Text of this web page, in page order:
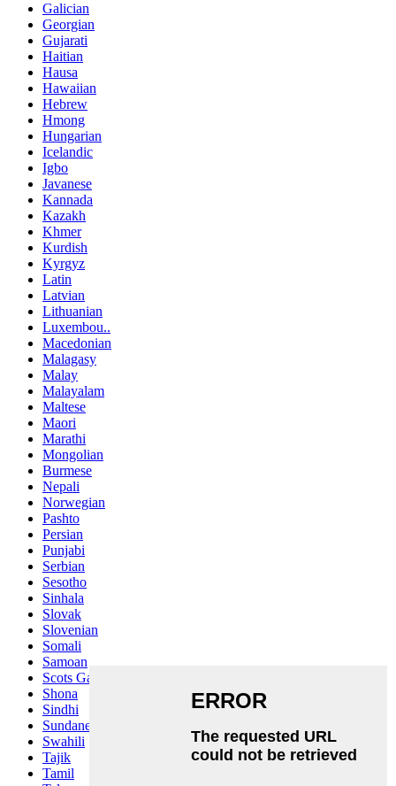
Galician
Georgian
Gujarati
Haitian
Hausa
Hawaiian
Hebrew
Hmong
Hungarian
Icelandic
Igbo
Javanese
Kannada
Kazakh
Khmer
Kurdish
Kyrgyz
Latin
Latvian
Lithuanian
Luxembou..
Macedonian
Malagasy
Malay
Malayalam
Maltese
Maori
Marathi
Mongolian
Burmese
Nepali
Norwegian
Pashto
Persian
Punjabi
Serbian
Sesotho
Sinhala
Slovak
Slovenian
Somali
Samoan
Scots Gaelic
Shona
Sindhi
Sundanese
Swahili
Tajik
Tamil